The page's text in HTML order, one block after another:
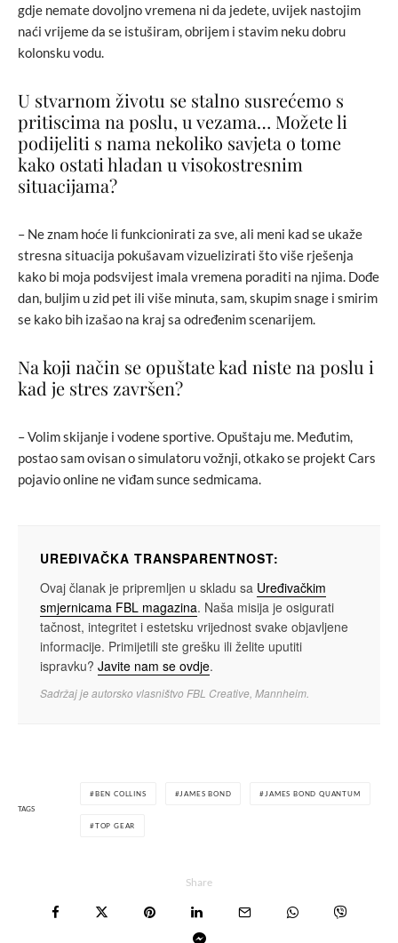
gdje nemate dovoljno vremena ni da jedete, uvijek nastojim
naći vrijeme da se istuširam, obrijem i stavim neku dobru
kolonsku vodu.
U stvarnom životu se stalno susrećemo s
pritiscima na poslu, u vezama… Možete li
podijeliti s nama nekoliko savjeta o tome
kako ostati hladan u visokostresnim
situacijama?
– Ne znam hoće li funkcionirati za sve, ali meni kad se ukaže
stresna situacija pokušavam vizuelizirati što više rješenja
kako bi moja podsvijest imala vremena poraditi na njima. Dođe
dan, buljim u zid pet ili više minuta, sam, skupim snage i smirim
se kako bih izašao na kraj sa određenim scenarijem.
Na koji način se opuštate kad niste na poslu i
kad je stres završen?
– Volim skijanje i vodene sportive. Opuštaju me. Međutim,
postao sam ovisan o simulatoru vožnji, otkako se projekt Cars
pojavio online ne viđam sunce sedmicama.
UREĐIVAČKA TRANSPARENTNOST:
Ovaj članak je pripremljen u skladu sa Uređivačkim
smjernicama FBL magazina. Naša misija je osigurati
tačnost, integritet i estetsku vrijednost svake objavljene
informacije. Primijetili ste grešku ili želite uputiti
ispravku? Javite nam se ovdje.
Sadržaj je autorsko vlasništvo FBL Creative, Mannheim.
TAGS
BEN COLLINS JAMES BOND JAMES BOND QUANTUM
TOP GEAR
Share